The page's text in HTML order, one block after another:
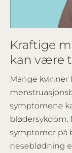
Kraftige
kan være
Mange kvinner
symptomene
blødersykdom.
symptomer på
neseblødning